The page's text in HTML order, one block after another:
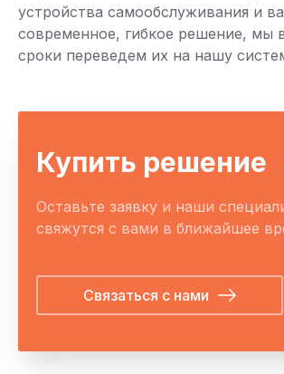
устройства самообслуживания и
современное, гибкое решение, мы
сроки переведем их на нашу
Купить решение
Оставьте заявку и наши
свяжутся с вами в ближайшее
Связаться с нами